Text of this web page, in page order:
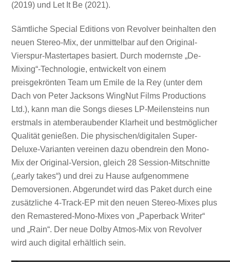
(2019) und Let It Be (2021).
Sämtliche Special Editions von Revolver beinhalten den
neuen Stereo-Mix, der unmittelbar auf den Original-
Vierspur-Mastertapes basiert. Durch modernste „De-
Mixing“-Technologie, entwickelt von einem
preisgekrönten Team um Emile de la Rey (unter dem
Dach von Peter Jacksons WingNut Films Productions
Ltd.), kann man die Songs dieses LP-Meilensteins nun
erstmals in atemberaubender Klarheit und bestmöglicher
Qualität genießen. Die physischen/digitalen Super-
Deluxe-Varianten vereinen dazu obendrein den Mono-
Mix der Original-Version, gleich 28 Session-Mitschnitte
(„early takes“) und drei zu Hause aufgenommene
Demoversionen. Abgerundet wird das Paket durch eine
zusätzliche 4-Track-EP mit den neuen Stereo-Mixes plus
den Remastered-Mono-Mixes von „Paperback Writer“
und „Rain“. Der neue Dolby Atmos-Mix von Revolver
wird auch digital erhältlich sein.